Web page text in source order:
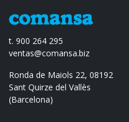
t. 900 264 295
ventas@comansa.biz
Ronda de Maiols 22, 08192
Sant Quirze del Vallès
(Barcelona)